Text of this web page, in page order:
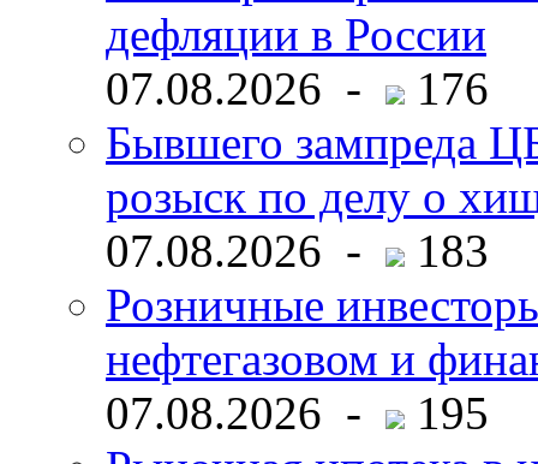
дефляции в России
07.08.2026 -
176
Бывшего зампреда
розыск по делу о
07.08.2026 -
183
Розничные
нефтегазовом и
07.08.2026 -
195